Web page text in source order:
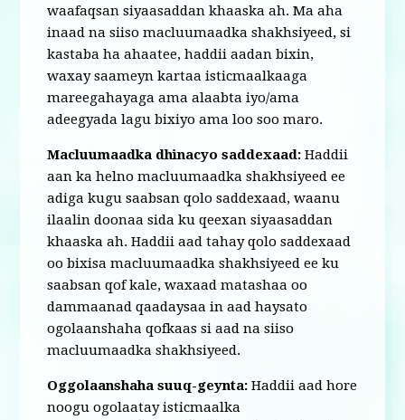
waafaqsan siyaasaddan khaaska ah. Ma aha
inaad na siiso macluumaadka shakhsiyeed, si
kastaba ha ahaatee, haddii aadan bixin,
waxay saameyn kartaa isticmaalkaaga
mareegahayaga ama alaabta iyo/ama
adeegyada lagu bixiyo ama loo soo maro.
Macluumaadka dhinacyo saddexaad: Haddii
aan ka helno macluumaadka shakhsiyeed ee
adiga kugu saabsan qolo saddexaad, waanu
ilaalin doonaa sida ku qeexan siyaasaddan
khaaska ah. Haddii aad tahay qolo saddexaad
oo bixisa macluumaadka shakhsiyeed ee ku
saabsan qof kale, waxaad matashaa oo
dammaanad qaadaysaa in aad haysato
ogolaanshaha qofkaas si aad na siiso
macluumaadka shakhsiyeed.
Oggolaanshaha suuq-geynta: Haddii aad hore
noogu ogolaatay isticmaalka